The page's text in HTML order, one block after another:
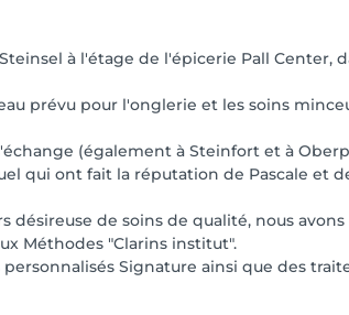
à l'étage de l'épicerie Pall
prévu pour l'onglerie et les soins
(également à Steinfort et à
qui ont fait la réputation de Pascale et
de soins de qualité, nous
Méthodes "Clarins institut".
Signature ainsi que des